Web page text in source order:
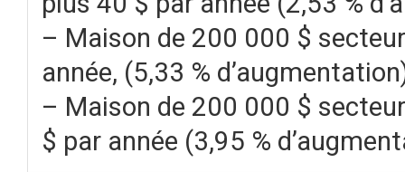
– Maison de 200 000 $
année, (5,33 %
– Maison de 200 000 $
$ par année (3,95 %